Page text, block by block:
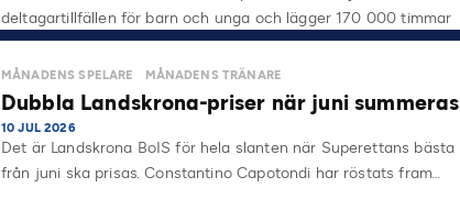
deltagartillfällen för barn och unga och lägger 170 000 timmar
på…
MÅNADENS SPELARE MÅNADENS TRÄNARE
Dubbla Landskrona-priser när juni summeras
10 JUL 2026
Det är Landskrona BoIS för hela slanten när Superettans bästa
från juni ska prisas. Constantino Capotondi har röstats fram…